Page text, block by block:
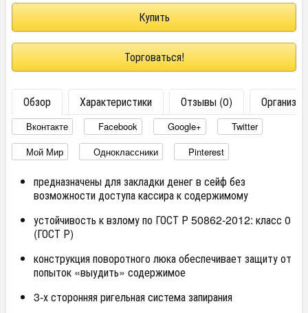
Торговаться!
Обзор Характеристики Отзывы (0)
Вконтакте Facebook Google+
Twitter
Мой Мир
Одноклассники Pinterest
предназначены для закладки денег в сейф без
возможности доступа кассира к содержимому
устойчивость к взлому по ГОСТ Р 50862-2012: класс 0
(ГОСТ Р)
конструкция поворотного люка обеспечивает защиту от
попыток «выудить» содержимое
3-х сторонняя ригельная система запирания